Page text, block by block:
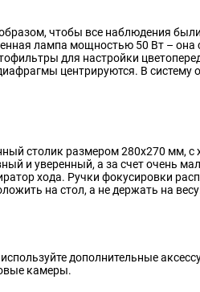
чтобы все наблюдения
лампа мощностью 50 Вт –
для настройки
центрируются. В
столик размером 280x270 мм, с
и уверенный, а за счет очень
хода. Ручки фокусировки
на стол, а не держать на
дополнительные
камеры.